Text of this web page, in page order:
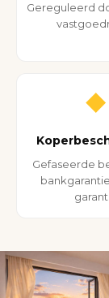
Gereguleerd
◆
Gefaseerde
bankgarantie